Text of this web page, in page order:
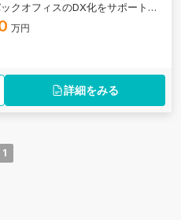
クオフィスのDX化をサポートす
ャー企業の求人です。
万円
詳細をみる
1